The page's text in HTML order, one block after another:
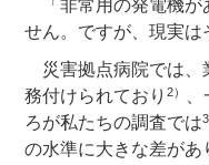
「非常用の発電機
せん。ですが、現実は
災害拠点病院では
務付けられており 2）
、
ろが私たちの調査では3
の水準に大きな差があ